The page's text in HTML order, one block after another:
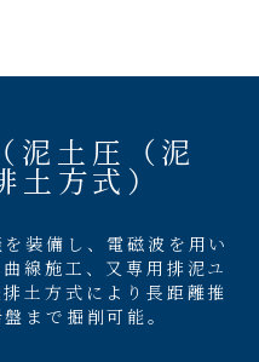
泥土圧（泥
土方式）
装備し、電磁波を用い
線施工、又専用排泥ユ
土方式により長距離推
まで掘削可能。